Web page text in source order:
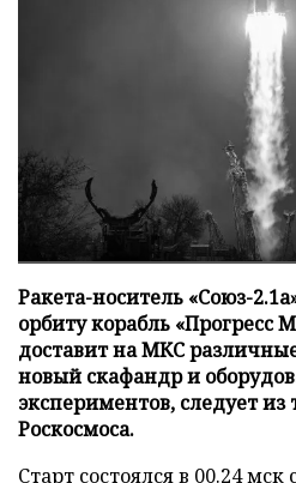
Ракета-носитель «Союз-
орбиту корабль «Прогресс
доставит на МКС
новый скафандр и
экспериментов, следует из
Роскосмоса.
Старт состоялся в 00.24